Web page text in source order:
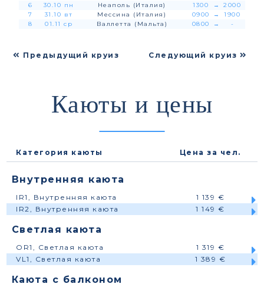
6
30.10 пн Неаполь (Италия) 1300 →
2000
7
31.10 вт Мессина (Италия) 0900 →
1900
8
01.11 ср Валлетта (Мальта) 0800 → -
Предыдущий круиз Следующий круиз
Каюты и цены
Категория каюты Цена за чел.
Внутренняя каюта
IR1, Внутренняя каюта
1 139 €
IR2, Внутренняя каюта
1 149 €
Светлая каюта
OR1, Светлая каюта
1 319 €
VL1, Светлая каюта
1 389 €
Каюта с балконом